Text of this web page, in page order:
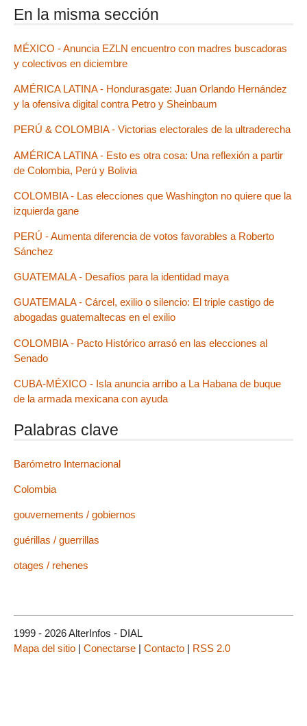
En la misma sección
MÉXICO - Anuncia EZLN encuentro con madres buscadoras
y colectivos en diciembre
AMÉRICA LATINA - Hondurasgate: Juan Orlando Hernández
y la ofensiva digital contra Petro y Sheinbaum
PERÚ & COLOMBIA - Victorias electorales de la ultraderecha
AMÉRICA LATINA - Esto es otra cosa: Una reflexión a partir
de Colombia, Perú y Bolivia
COLOMBIA - Las elecciones que Washington no quiere que la
izquierda gane
PERÚ - Aumenta diferencia de votos favorables a Roberto
Sánchez
GUATEMALA - Desafíos para la identidad maya
GUATEMALA - Cárcel, exilio o silencio: El triple castigo de
abogadas guatemaltecas en el exilio
COLOMBIA - Pacto Histórico arrasó en las elecciones al
Senado
CUBA-MÉXICO - Isla anuncia arribo a La Habana de buque
de la armada mexicana con ayuda
Palabras clave
Barómetro Internacional
Colombia
gouvernements / gobiernos
guérillas / guerrillas
otages / rehenes
1999 - 2026 AlterInfos - DIAL
Mapa del sitio | Conectarse | Contacto | RSS 2.0